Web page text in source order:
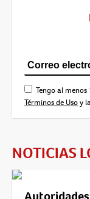
Tengo al
Términos de Usoy
NOTICIAS